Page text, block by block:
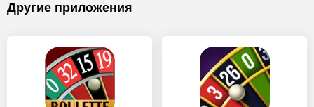
Другие приложения